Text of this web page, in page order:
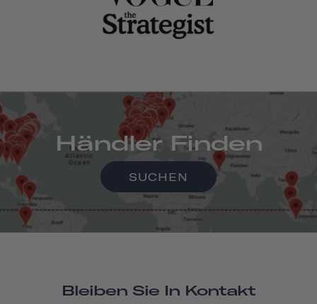
Händler Finden
SUCHEN
Bleiben Sie In Kontakt